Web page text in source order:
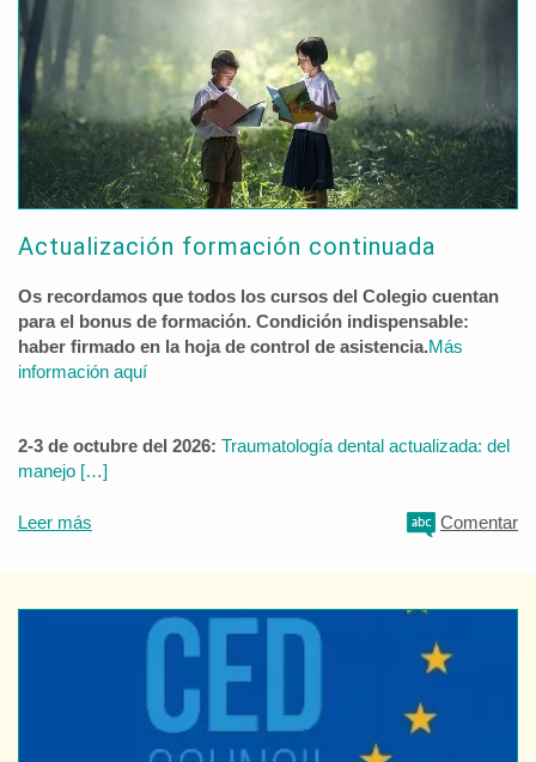
Actualización formación continuada
Os recordamos que todos los cursos del Colegio cuentan
para el bonus de formación. Condición indispensable:
haber firmado en la hoja de control de asistencia.Más
información aquí
2-3 de octubre del 2026: Traumatología dental actualizada: del
manejo […]
Leer más Comentar